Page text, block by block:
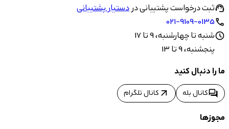
support_agentثبت درخواست پشتیبانی دردستیار پشتیبانی
call
021-9109-0135
scheduleشنبه تا چهارشنبه، 9 تا 17
پنجشنبه، 9 تا 13
ما را دنبال کنید
forumکانال بله arrow_outward کانال تلگرام
مجوزها